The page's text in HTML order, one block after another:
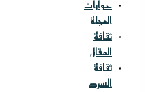
حوارات
المجلة
ثقافة
المقال
ثقافة
السرد